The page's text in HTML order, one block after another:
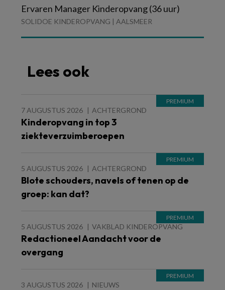
Ervaren Manager Kinderopvang (36 uur)
SOLIDOE KINDEROPVANG | AALSMEER
Lees ook
7 AUGUSTUS 2026 ACHTERGROND
Kinderopvang in top 3
ziekteverzuimberoepen
5 AUGUSTUS 2026 ACHTERGROND
Blote schouders, navels of tenen op de
groep: kan dat?
5 AUGUSTUS 2026 VAKBLAD KINDEROPVANG
Redactioneel Aandacht voor de
overgang
3 AUGUSTUS 2026 NIEUWS